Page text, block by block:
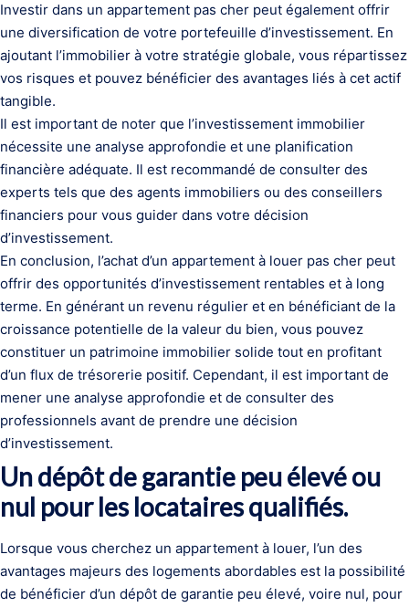
Investir dans un appartement pas cher peut également offrir
une diversification de votre portefeuille d’investissement. En
ajoutant l’immobilier à votre stratégie globale, vous répartissez
vos risques et pouvez bénéficier des avantages liés à cet actif
tangible.
Il est important de noter que l’investissement immobilier
nécessite une analyse approfondie et une planification
financière adéquate. Il est recommandé de consulter des
experts tels que des agents immobiliers ou des conseillers
financiers pour vous guider dans votre décision
d’investissement.
En conclusion, l’achat d’un appartement à louer pas cher peut
offrir des opportunités d’investissement rentables et à long
terme. En générant un revenu régulier et en bénéficiant de la
croissance potentielle de la valeur du bien, vous pouvez
constituer un patrimoine immobilier solide tout en profitant
d’un flux de trésorerie positif. Cependant, il est important de
mener une analyse approfondie et de consulter des
professionnels avant de prendre une décision
d’investissement.
Un dépôt de garantie peu élevé ou
nul pour les locataires qualifiés.
Lorsque vous cherchez un appartement à louer, l’un des
avantages majeurs des logements abordables est la possibilité
de bénéficier d’un dépôt de garantie peu élevé, voire nul, pour